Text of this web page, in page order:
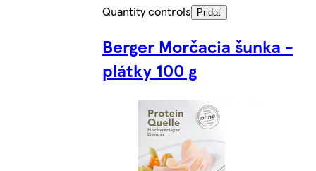
Quantity controls
Pridať
Berger Morčacia šunka -
plátky 100 g